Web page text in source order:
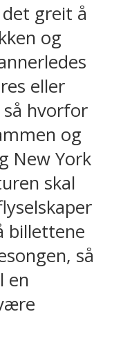
greit å
og
eller
så hvorfor
og
New York
skal
billettene
så
en